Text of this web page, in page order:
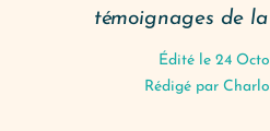
témoignages de
Édité le 24
Rédigé par